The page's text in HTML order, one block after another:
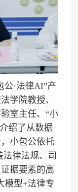
·法律AI”产
学院教授、
室主任、“小
绍了从数据
小包公依托
律法规、司
据要素的高
模型+法律专